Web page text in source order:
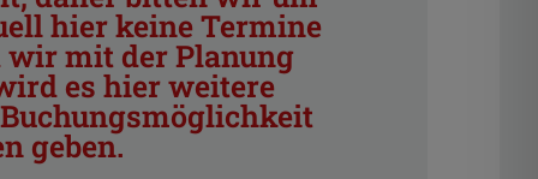
hier keine Termine
wir mit der Planung
es hier weitere
geben.